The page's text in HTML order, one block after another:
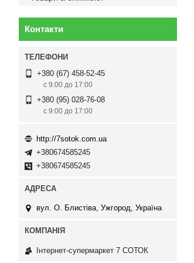
Контакти
+380 (67) 458-52-45
с 9:00 до 17:00
+380 (95) 028-76-08
с 9:00 до 17:00
http://7sotok.com.ua
+380674585245
+380674585245
вул. О. Блистіва, Ужгород, Україна
Інтернет-супермаркет 7 СОТОК